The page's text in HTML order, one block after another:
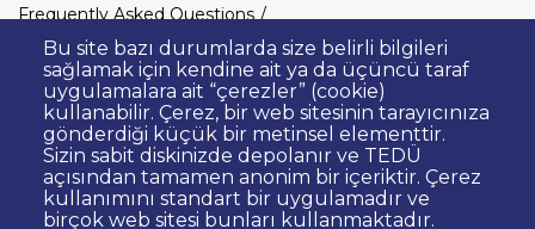
Bu site bazı durumlarda size belirli bilgileri
sağlamak için kendine ait ya da üçüncü taraf
uygulamalara ait “çerezler” (cookie)
kullanabilir. Çerez, bir web sitesinin tarayıcınıza
gönderdiği küçük bir metinsel elementtir.
Sizin sabit diskinizde depolanır ve TEDÜ
açısından tamamen anonim bir içeriktir. Çerez
kullanımını standart bir uygulamadır ve
birçok web sitesi bunları kullanmaktadır.
Dipnot
Frequently Asked Questions
Clarification Text on Personal Data
Processing
Privacy Policy
Disclaimer
Right to Information
Contact Site Administrator
Bid Announcements
Corporate Identity